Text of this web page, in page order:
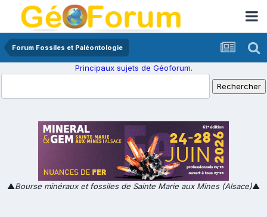
Forum Fossiles et Paléontologie
Principaux sujets de Géoforum.
▲Bourse minéraux et fossiles de Sainte Marie aux Mines (Alsace)▲